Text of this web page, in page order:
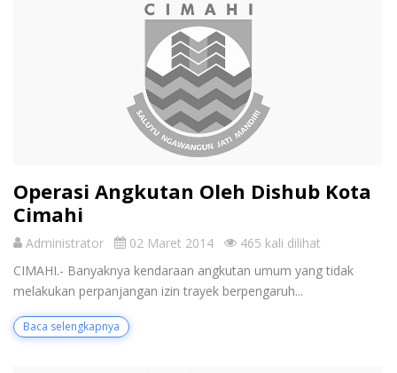
Operasi Angkutan Oleh Dishub Kota
Cimahi
Administrator 02 Maret 2014
465 kali dilihat
CIMAHI.- Banyaknya kendaraan angkutan umum yang tidak
melakukan perpanjangan izin trayek berpengaruh...
Baca selengkapnya